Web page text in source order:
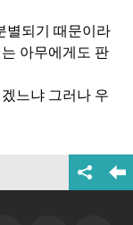
별되기 때문이라
아무에게도 판
느냐 그러나 우